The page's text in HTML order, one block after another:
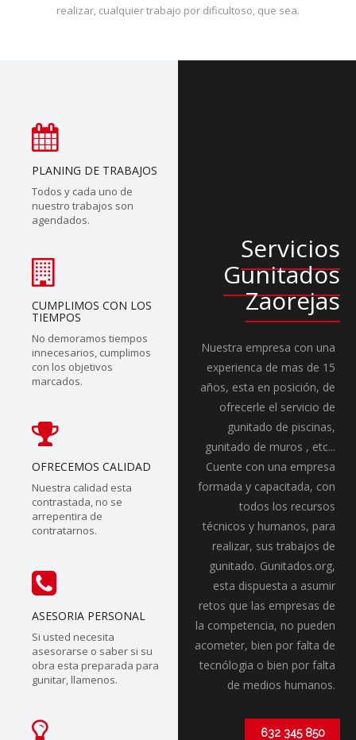
realizar, cualquier trabajo por dificultoso, que sea.
PLANING DE TRABAJOS
Todos y cada uno de
nuestro trabajos son
agendados.
CUMPLIMOS CON LOS
TIEMPOS
No demoramos tiempos
innecesarios, cumplimos
con los objetivos
marcados.
OFRECEMOS CALIDAD
Nuestra calidad esta
contrastada, no se
arrepentira de
contratarnos.
ASESORIA PERSONAL
Si usted necesita
asesorarse o saber si su
obra esta preparada para
gunitar, llamenos.
Servicios
Gunitados
Zaorejas
Nuestra empresa con una
experienca de mas de 15
años, esta en posición, de
ofrecerle el servicio de
gunitado de piscinas,
gunitado de muros , etc...
Cuente con una empresa
formada y capacitada, con
todos los recursos
técnicos y humanos, para
realizar, sus trabajos de
gunitado. Gunitados.org,
esta dispuesta a asumir
retos que las empresas de
la competencia, no pueden
acometer, bien por falta de
tecnólogia o bien por falta
de medios humanos.
632 345 850